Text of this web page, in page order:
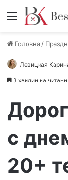
Меню
Головна /
Левицкая
3 хвилин на
с
20+